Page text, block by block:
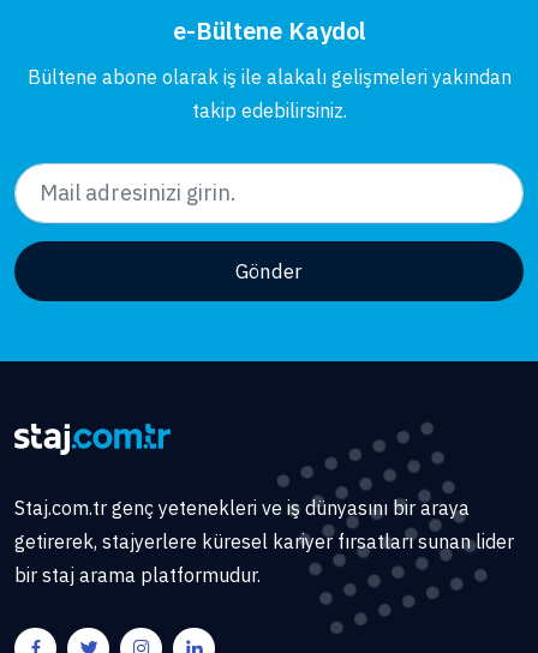
e-Bültene Kaydol
Bültene abone olarak iş ile alakalı gelişmeleri yakından
takip edebilirsiniz.
Gönder
Staj.com.tr genç yetenekleri ve iş dünyasını bir araya
getirerek, stajyerlere küresel kariyer fırsatları sunan lider
bir staj arama platformudur.